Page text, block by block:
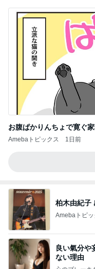
お腹ぱかりんちょで寛ぐ
Amebaトピックス 1日前
柏木由紀子
Amebaトピッ
良い氣分や
ない理由